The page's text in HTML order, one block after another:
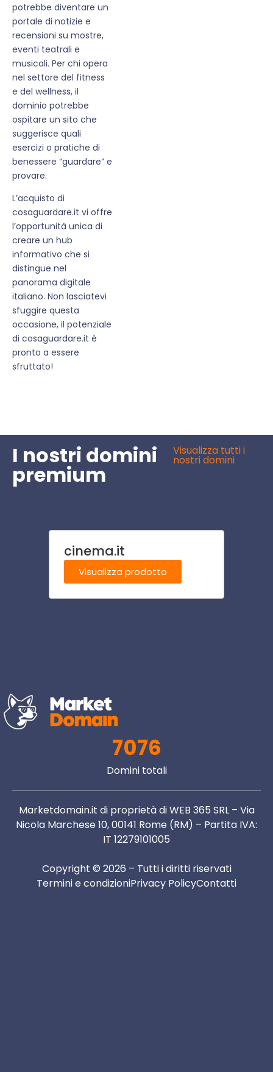
potrebbe diventare un
portale di notizie e
recensioni su mostre,
eventi teatrali e
musicali. Per chi opera
nel settore del fitness
e del wellness, il
dominio potrebbe
ospitare un sito che
suggerisce quali
esercizi o pratiche di
benessere “guardare” e
provare.
L’acquisto di
cosaguardare.it vi offre
l’opportunità unica di
creare un hub
informativo che si
distingue nel
panorama digitale
italiano. Non lasciatevi
sfuggire questa
occasione, il potenziale
di cosaguardare.it è
pronto a essere
sfruttato!
I nostri domini
premium
Visualizza tutti i
nostri domini
cinema.it
Visualizza prodotto
7076
Domini totali
Marketdomain.it di proprietà di WEB 365 SRL – Via
Nicola Marchese 10, 00141 Rome (RM) – Partita IVA:
IT 12279101005
Copyright © 2026 – Tutti i diritti riservati
Termini e condizioniPrivacy PolicyContatti